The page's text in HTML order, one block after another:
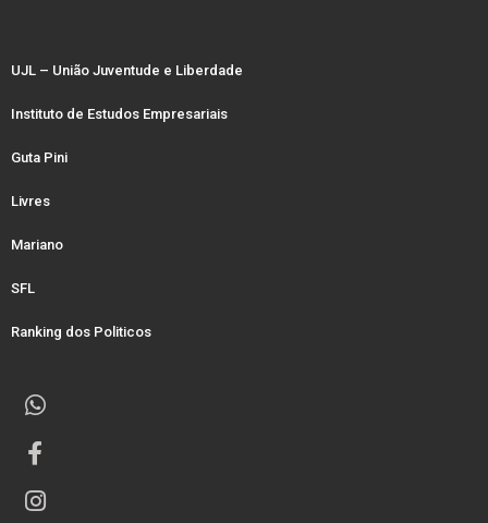
UJL – União Juventude e Liberdade
Instituto de Estudos Empresariais
Guta Pini
Livres
Mariano
SFL
Ranking dos Politicos